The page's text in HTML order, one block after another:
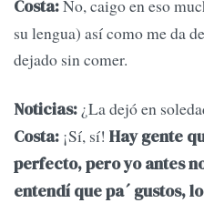
Costa:No, caigo en eso
su lengua) así como me da
dejado sin comer.
Noticias: ¿La dejó en
Costa: ¡Sí, sí! Hay gente
perfecto, pero yo antes
entendí que pa´ gustos,